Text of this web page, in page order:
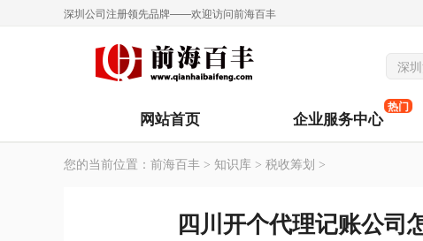
深圳公司注册领先品牌——欢迎访问前海百丰
网站首页 企业服务中心
热门
您的当前位置： 前海百丰 > 知识库 > 税收筹划 >
四川开个代理记账公司